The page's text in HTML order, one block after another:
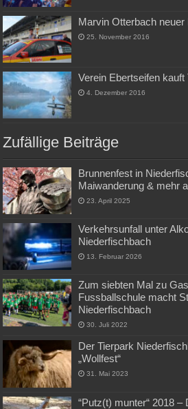
Marvin Otterbach
25. November 2016
Verein Ebertseifen
4. Dezember 2016
Zufällige Beiträge
Brunnenfest in
Maiwanderung & mehr
23. April 2025
Verkehrsunfall unter
Niederfischbach
13. Februar 2026
Zum siebten Mal zu
Fussballschule macht
Niederfischbach
30. Juli 2022
Der Tierpark
„Wollfest“
31. Mai 2023
“Putz(t) munter“ 2018 –